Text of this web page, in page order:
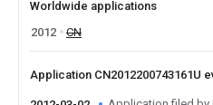
Worldwide applications
2012
CN
Application CN2012200743161U